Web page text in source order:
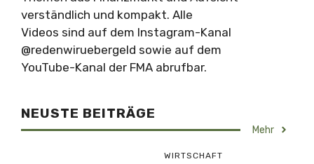
verständlich und kompakt. Alle
Videos sind auf dem Instagram-Kanal
@redenwiruebergeld sowie auf dem
YouTube-Kanal der FMA abrufbar.
NEUSTE BEITRÄGE
Mehr
WIRTSCHAFT